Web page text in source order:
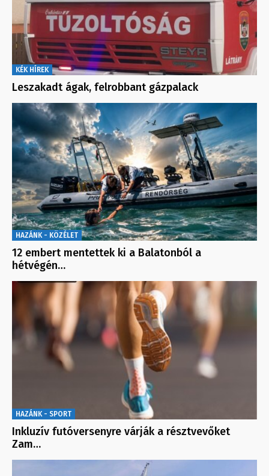
KÉK HÍREK
Leszakadt ágak, felrobbant gázpalack
HAZÁNK - KÖZÉLET
12 embert mentettek ki a Balatonból a
hétvégén…
HAZÁNK - SPORT
Inkluzív futóversenyre várják a résztvevőket
Zam…